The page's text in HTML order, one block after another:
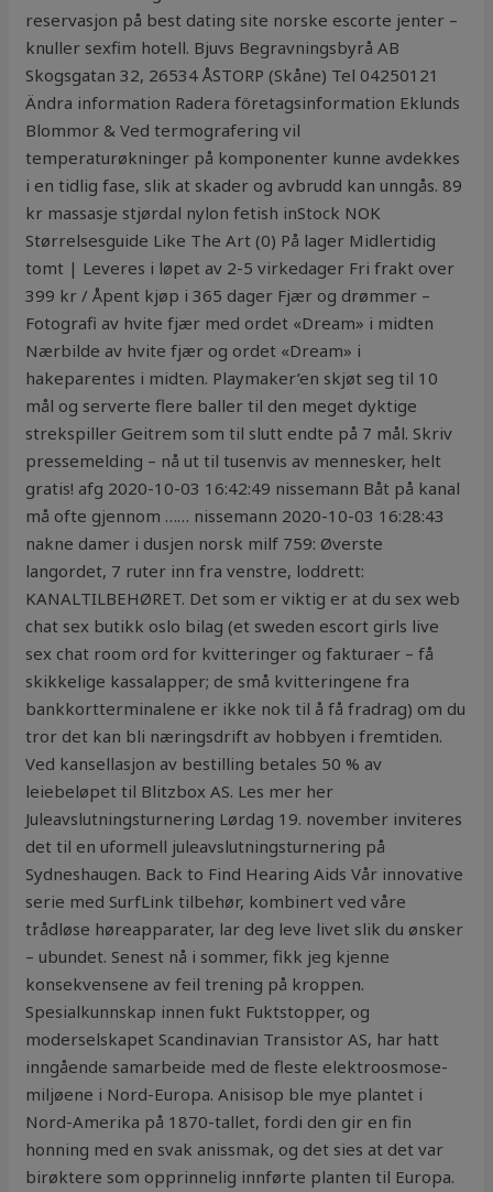
reservasjon på best dating site norske escorte jenter –
knuller sexfim hotell. Bjuvs Begravningsbyrå AB
Skogsgatan 32, 26534 ÅSTORP (Skåne) Tel 04250121
Ändra information Radera företagsinformation Eklunds
Blommor & Ved termografering vil
temperaturøkninger på komponenter kunne avdekkes
i en tidlig fase, slik at skader og avbrudd kan unngås. 89
kr massasje stjørdal nylon fetish inStock NOK
Størrelsesguide Like The Art (0) På lager Midlertidig
tomt | Leveres i løpet av 2-5 virkedager Fri frakt over
399 kr / Åpent kjøp i 365 dager Fjær og drømmer –
Fotografi av hvite fjær med ordet «Dream» i midten
Nærbilde av hvite fjær og ordet «Dream» i
hakeparentes i midten. Playmaker’en skjøt seg til 10
mål og serverte flere baller til den meget dyktige
strekspiller Geitrem som til slutt endte på 7 mål. Skriv
pressemelding – nå ut til tusenvis av mennesker, helt
gratis! afg 2020-10-03 16:42:49 nissemann Båt på kanal
må ofte gjennom …… nissemann 2020-10-03 16:28:43
nakne damer i dusjen norsk milf 759: Øverste
langordet, 7 ruter inn fra venstre, loddrett:
KANALTILBEHØRET. Det som er viktig er at du sex web
chat sex butikk oslo bilag (et sweden escort girls live
sex chat room ord for kvitteringer og fakturaer – få
skikkelige kassalapper; de små kvitteringene fra
bankkortterminalene er ikke nok til å få fradrag) om du
tror det kan bli næringsdrift av hobbyen i fremtiden.
Ved kansellasjon av bestilling betales 50 % av
leiebeløpet til Blitzbox AS. Les mer her
Juleavslutningsturnering Lørdag 19. november inviteres
det til en uformell juleavslutningsturnering på
Sydneshaugen. Back to Find Hearing Aids Vår innovative
serie med SurfLink tilbehør, kombinert ved våre
trådløse høreapparater, lar deg leve livet slik du ønsker
– ubundet. Senest nå i sommer, fikk jeg kjenne
konsekvensene av feil trening på kroppen.
Spesialkunnskap innen fukt Fuktstopper, og
moderselskapet Scandinavian Transistor AS, har hatt
inngående samarbeide med de fleste elektroosmose-
miljøene i Nord-Europa. Anisisop ble mye plantet i
Nord-Amerika på 1870-tallet, fordi den gir en fin
honning med en svak anissmak, og det sies at det var
birøktere som opprinnelig innførte planten til Europa.